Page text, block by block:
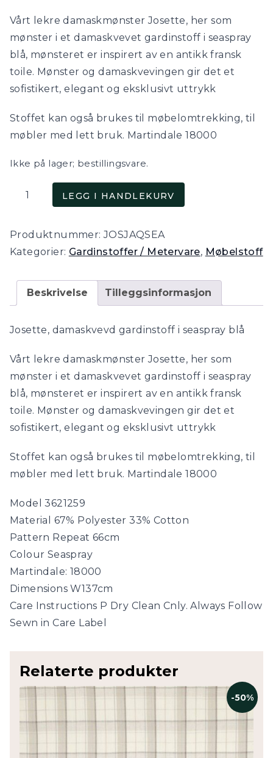
Vårt lekre damaskmønster Josette, her som
mønster i et damaskvevet gardinstoff i seaspray
blå, mønsteret er inspirert av en antikk fransk
toile. Mønster og damaskvevingen gir det et
sofistikert, elegant og eksklusivt uttrykk
Stoffet kan også brukes til møbelomtrekking, til
møbler med lett bruk. Martindale 18000
Ikke på lager; bestillingsvare.
Josette,
damaskvevd
i
seaspray
antall
LEGG I HANDLEKURV
Produktnummer:JOSJAQSEA
Kategorier: Gardinstoffer / Metervare, Møbelstoff
Beskrivelse Tilleggsinformasjon
Josette, damaskvevd gardinstoff i seaspray blå
Vårt lekre damaskmønster Josette, her som
mønster i et damaskvevet gardinstoff i seaspray
blå, mønsteret er inspirert av en antikk fransk
toile. Mønster og damaskvevingen gir det et
sofistikert, elegant og eksklusivt uttrykk
Stoffet kan også brukes til møbelomtrekking, til
møbler med lett bruk. Martindale 18000
Model 3621259
Material 67% Polyester 33% Cotton
Pattern Repeat 66cm
Colour Seaspray
Martindale: 18000
Dimensions W137cm
Care Instructions P Dry Clean Cnly. Always Follow
Sewn in Care Label
Relaterte produkter
-50%